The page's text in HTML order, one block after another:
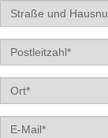
Straße
und
Haus-
Nr.
PLZ
Label
Email